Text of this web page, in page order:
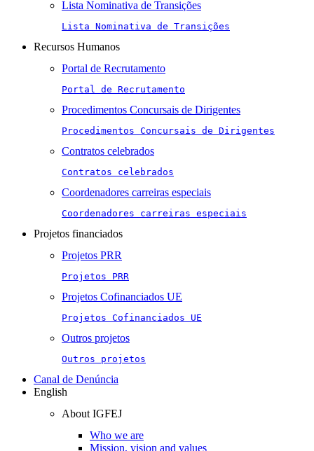
Lista Nominativa de Transições
Lista Nominativa de Transições
Recursos Humanos
Portal de Recrutamento
Portal de Recrutamento
Procedimentos Concursais de Dirigentes
Procedimentos Concursais de Dirigentes
Contratos celebrados
Contratos celebrados
Coordenadores carreiras especiais
Coordenadores carreiras especiais
Projetos financiados
Projetos PRR
Projetos PRR
Projetos Cofinanciados UE
Projetos Cofinanciados UE
Outros projetos
Outros projetos
Canal de Denúncia
English
About IGFEJ
Who we are
Mission, vision and values